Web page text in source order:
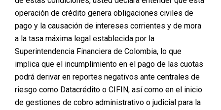
operación de crédito genera obligaciones civiles de
pago y la causación de intereses corrientes y de mora
a la tasa máxima legal establecida por la
Superintendencia Financiera de Colombia, lo que
implica que el incumplimiento en el pago de las cuotas
podrá derivar en reportes negativos ante centrales de
riesgo como Datacrédito o CIFIN, así como en el inicio
de gestiones de cobro administrativo o judicial para la